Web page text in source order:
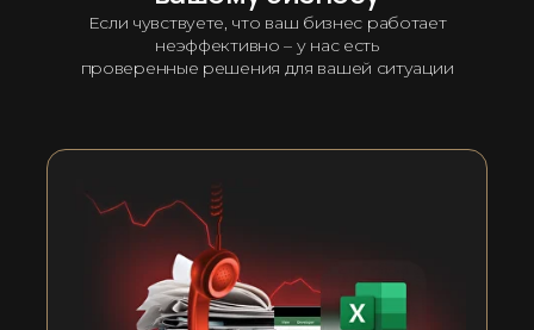
Если чувствуете, что ваш бизнес работает
неэффективно – у нас есть
проверенные решения для вашей ситуации